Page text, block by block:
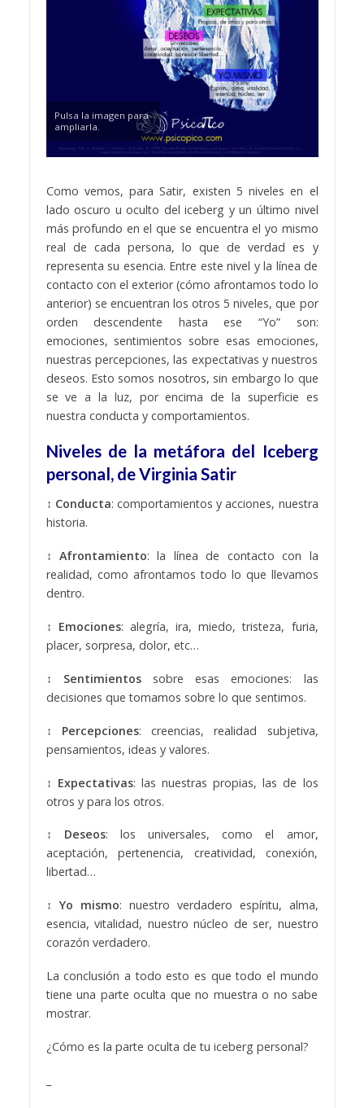
Pulsa la imagen para
ampliarla.
Como vemos, para Satir, existen 5 niveles en el
lado oscuro u oculto del iceberg y un último nivel
más profundo en el que se encuentra el yo mismo
real de cada persona, lo que de verdad es y
representa su esencia. Entre este nivel y la línea de
contacto con el exterior (cómo afrontamos todo lo
anterior) se encuentran los otros 5 niveles, que por
orden descendente hasta ese “Yo” son:
emociones, sentimientos sobre esas emociones,
nuestras percepciones, las expectativas y nuestros
deseos. Esto somos nosotros, sin embargo lo que
se ve a la luz, por encima de la superficie es
nuestra conducta y comportamientos.
Niveles de la metáfora del Iceberg
personal, de Virginia Satir
↕ Conducta: comportamientos y acciones, nuestra
historia.
↕ Afrontamiento: la línea de contacto con la
realidad, como afrontamos todo lo que llevamos
dentro.
↕ Emociones: alegría, ira, miedo, tristeza, furia,
placer, sorpresa, dolor, etc…
↕ Sentimientossobre esas emociones: las
decisiones que tomamos sobre lo que sentimos.
↕ Percepciones: creencias, realidad subjetiva,
pensamientos, ideas y valores.
↕ Expectativas: las nuestras propias, las de los
otros y para los otros.
↕ Deseos: los universales, como el amor,
aceptación, pertenencia, creatividad, conexión,
libertad…
↕ Yo mismo: nuestro verdadero espíritu, alma,
esencia, vitalidad, nuestro núcleo de ser, nuestro
corazón verdadero.
La conclusión a todo esto es que todo el mundo
tiene una parte oculta que no muestra o no sabe
mostrar.
¿Cómo es la parte oculta de tu iceberg personal?